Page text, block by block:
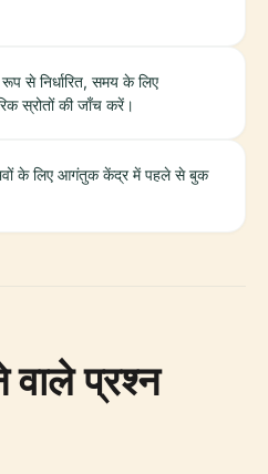
रूप से निर्धारित, समय के लिए
स्रोतों की जाँच करें।
के लिए आगंतुक केंद्र में पहले से बुक
प्रश्न